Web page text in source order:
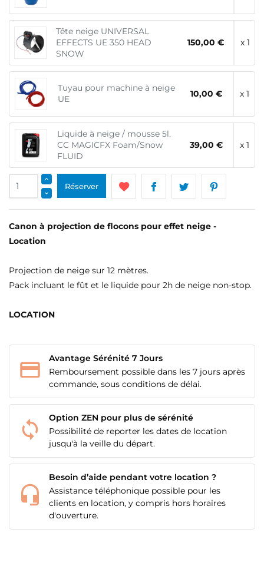
Tête neige UNIVERSAL
EFFECTS UE 350 HEAD
SNOW
150,00 € x 1
Tuyau pour machine à neige
UE
10,00 € x 1
Liquide à neige / mousse 5l.
CC MAGICFX Foam/Snow
FLUID
39,00 € x 1
Réserver
Canon à projection de flocons pour effet neige -
Location
Projection de neige sur 12 mètres.
Pack incluant le fût et le liquide pour 2h de neige non-stop.
LOCATION
Avantage Sérénité 7 Jours
Remboursement possible dans les 7 jours après
commande, sous conditions de délai.
Option ZEN pour plus de sérénité
Possibilité de reporter les dates de location
jusqu'à la veille du départ.
Besoin d’aide pendant votre location ?
Assistance téléphonique possible pour les
clients en location, y compris hors horaires
d'ouverture.